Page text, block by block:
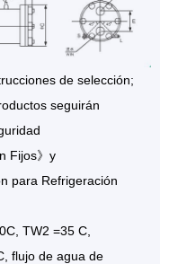
de selección;
seguirán
Fijos》y
para Refrigeración
TW2 =35 C,
flujo de agua de